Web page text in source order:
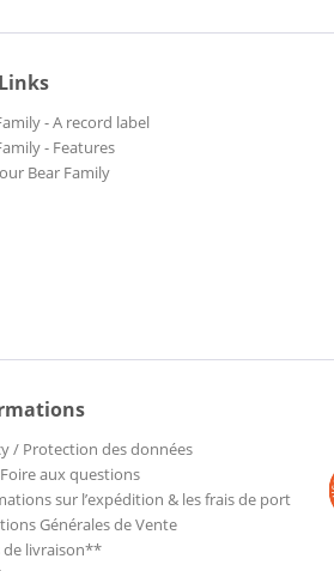
- A record label
- Features
Bear Family
/ Protection des données
Foire aux questions
sur l’expédition & les frais de port
Générales de Vente
de livraison**